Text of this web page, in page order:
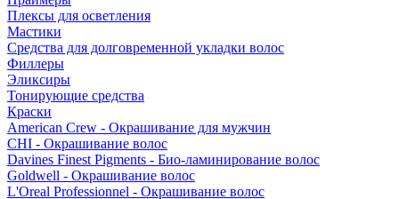
Плексы для осветления
Мастики
Средства для долговременной укладки волос
Филлеры
Эликсиры
Тонирующие средства
Краски
American Crew - Окрашивание для мужчин
CHI - Окрашивание волос
Davines Finest Pigments - Био-ламинирование волос
Goldwell - Окрашивание волос
L'Oreal Professionnel - Окрашивание волос